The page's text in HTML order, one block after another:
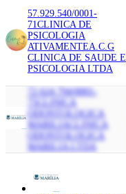
57.929.540/0001-
71CLINICA DE
PSICOLOGIA
ATIVAMENTEA.C.G
CLINICA DE SAUDE E
PSICOLOGIA LTDA
72.624.794/0001-
CLINICA
ODONTOLOGICA
MARILIACLINICA
ODONTOLOGICA
MARILIA LTDA